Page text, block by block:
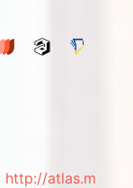
http://atlas.m